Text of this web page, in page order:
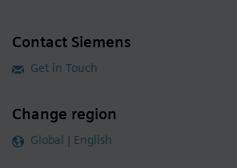
Contact Siemens
Get in Touch
Change region
Global | English